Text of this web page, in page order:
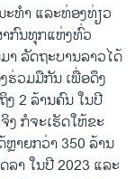
ທຳ ແລະທ່ອງທ່ຽວ
າກົນທຸກ​ແຫ່ງທົ່ວ
າ ລັດຖະບານລາວໄດ້
ວມ​ມືກັນ ເພື່ອດຶງ
ງ 2 ລ້ານຄົນ ໃນປີ
ງ ກໍ​ຈະເຮັດ​ໃຫ້​ຂະ​
າຍ​ກວ່າ 350 ລ້ານ​
ລາ​ ໃນ​ປີ 2023 ແລະ​